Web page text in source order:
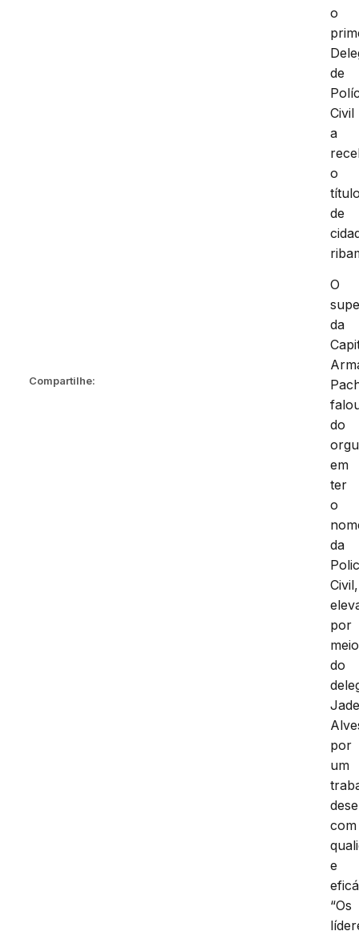
Compartilhe:
o
de
Civil
a
o
de
O
da
do
em
ter
o
da
Civil,
por
meio
do
por
um
com
e
“Os